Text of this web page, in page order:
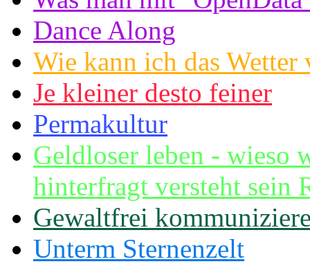
Dance Along
Wie kann ich das Wetter
Je kleiner desto feiner
Permakultur
Geldloser leben - wieso
hinterfragt versteht sein
Gewaltfrei
Unterm Sternenzelt